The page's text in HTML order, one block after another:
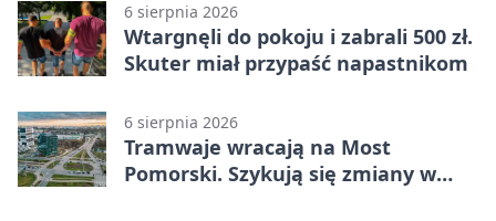
6 sierpnia 2026
Wtargnęli do pokoju i zabrali 500 zł.
Skuter miał przypaść napastnikom
6 sierpnia 2026
Tramwaje wracają na Most
Pomorski. Szykują się zmiany w